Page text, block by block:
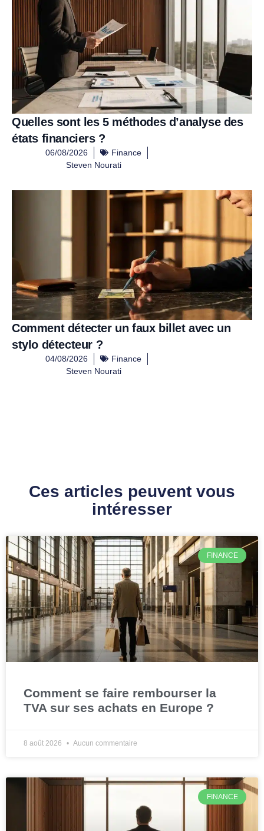
Quelles sont les 5 méthodes d’analyse des
états financiers ?
06/08/2026
Finance
Steven Nourati
Comment détecter un faux billet avec un
stylo détecteur ?
04/08/2026
Finance
Steven Nourati
Ces articles peuvent vous
intéresser
FINANCE
Comment se faire rembourser la
TVA sur ses achats en Europe ?
8 août 2026 Aucun commentaire
FINANCE